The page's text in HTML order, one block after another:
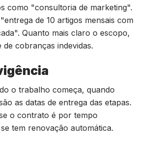
como "consultoria de marketing".
de 10 artigos mensais com
Quanto mais claro o escopo,
cobranças indevidas.
o trabalho começa, quando
as datas de entrega das etapas.
o contrato é por tempo
tem renovação automática.